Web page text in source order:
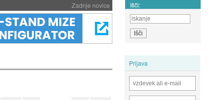
Zadnje novice Išči:
Prijava